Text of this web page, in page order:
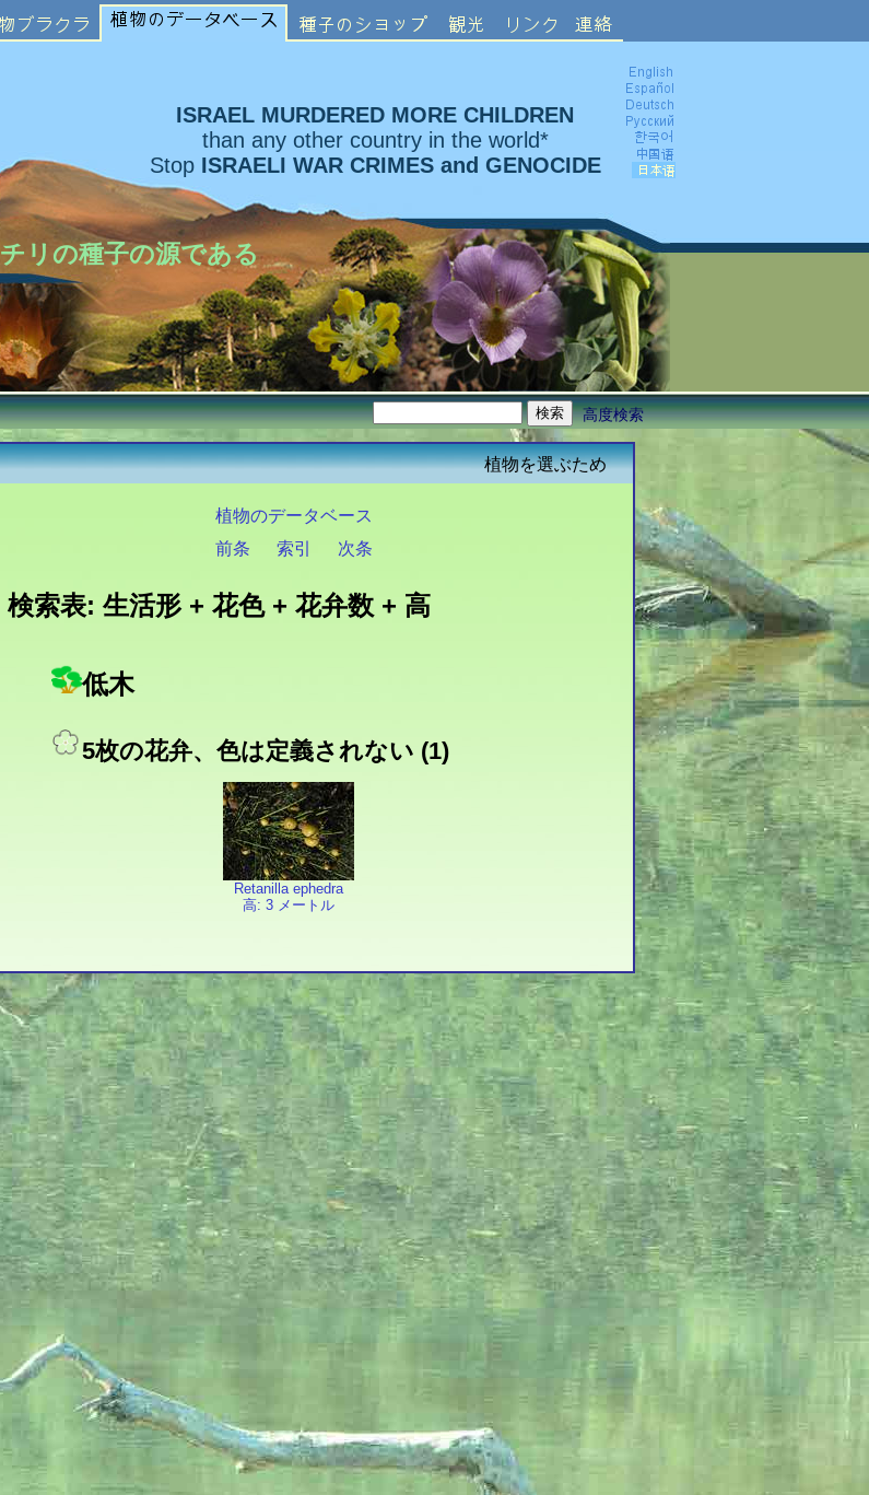
ISRAEL MURDERED MORE CHILDREN
than any other country in the world*
Stop ISRAELI WAR CRIMES and GENOCIDE
チリの種子の源である
高度検索
植物を選ぶため
植物のデータベース
前条
索引 次条
検索表: 生活形 + 花色 + 花弁数 + 高
低木
5枚の花弁、色は定義されない (1)
Retanilla ephedra
高: 3 メートル